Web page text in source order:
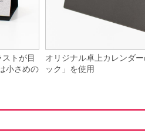
トが目
小さめの
オリジナル卓上カレンダ
ック」を使用